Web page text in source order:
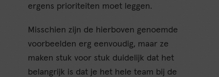
ergens prioriteiten moet leggen.
Misschien zijn de hierboven genoemde
voorbeelden erg eenvoudig, maar ze
maken stuk voor stuk duidelijk dat het
belangrijk is dat je het hele team bij de